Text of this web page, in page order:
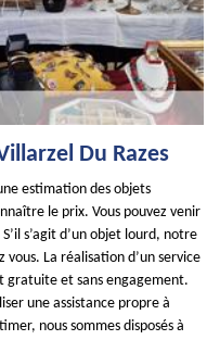
Du Razes
estimation des objets
le prix. Vous pouvez venir
s’agit d’un objet lourd, notre
La réalisation d’un service
gratuite et sans engagement.
une assistance propre à
nous sommes disposés à